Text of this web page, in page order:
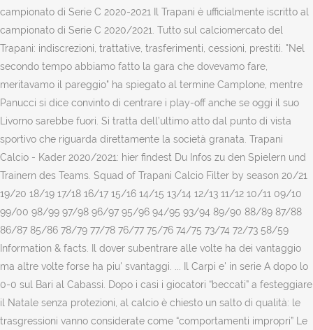
campionato di Serie C 2020-2021 Il Trapani è ufficialmente iscritto al
campionato di Serie C 2020/2021. Tutto sul calciomercato del
Trapani: indiscrezioni, trattative, trasferimenti, cessioni, prestiti. "Nel
secondo tempo abbiamo fatto la gara che dovevamo fare,
meritavamo il pareggio" ha spiegato al termine Camplone, mentre
Panucci si dice convinto di centrare i play-off anche se oggi il suo
Livorno sarebbe fuori. Si tratta dell’ultimo atto dal punto di vista
sportivo che riguarda direttamente la società granata. Trapani
Calcio - Kader 2020/2021: hier findest Du Infos zu den Spielern und
Trainern des Teams. Squad of Trapani Calcio Filter by season 20/21
19/20 18/19 17/18 16/17 15/16 14/15 13/14 12/13 11/12 10/11 09/10
99/00 98/99 97/98 96/97 95/96 94/95 93/94 89/90 88/89 87/88
86/87 85/86 78/79 77/78 76/77 75/76 74/75 73/74 72/73 58/59
Information & facts. Il dover subentrare alle volte ha dei vantaggio
ma altre volte forse ha piu' svantaggi. ... Il Carpi e' in serie A dopo lo
0-0 sul Bari al Cabassi. Dopo i casi i giocatori “beccati” a festeggiare
il Natale senza protezioni, al calcio è chiesto un salto di qualità: le
trasgressioni vanno considerate come “comportamenti impropri” Le